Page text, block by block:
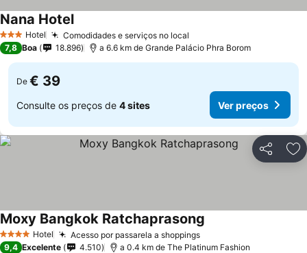
3 EstrelasHotel Comodidades e serviços no local
Nana Hotel
7,8 Boa 18.896 a 6.6 km de Grande Palácio Phra Borom
De € 39
Consulte os preços de 4 sites Ver preços
Partilhar
4 EstrelasHotel Acesso por passarela a shoppings
Moxy Bangkok Ratchaprasong
9,4 Excelente 4.510 a 0.4 km de The Platinum Fashion